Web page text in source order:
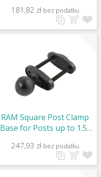
2
181,82 zł bez podatku
RAM Square Post Clamp
Base for Posts up to 1.5"
15
247,93 zł bez podatku